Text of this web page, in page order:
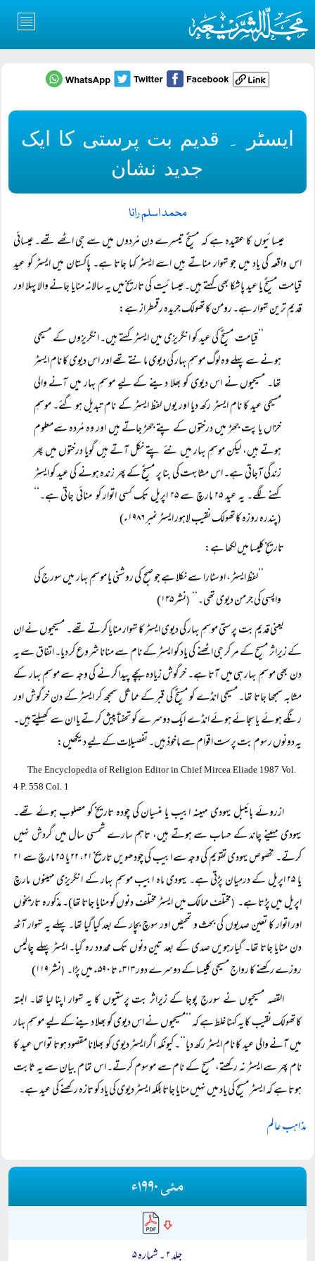
ایسٹر ۔ قدیم بت پرستی کا ایک
جدید نشان
محمد اسلم رانا
عیسائیوں کا عقیدہ ہے کہ مسیحؑ تیسرے دن مُردوں میں سے جی اٹھے تھے۔ عیسائی
اس واقعہ کی یاد میں جو تہوار مناتے ہیں اسے ایسٹر کہا جاتا ہے۔ پاکستان میں ایسٹر کو عیدِ
قیامت مسیحؑ یا عید پاشکا بھی کہتے ہیں۔ عیسائیت کی تاریخ میں یہ سالانہ منایا جانے والا پہلا اور
قدیم ترین تہوار ہے۔ رومن کاتھولک جریدہ رقمطراز ہے:
’’قیامت مسیحؑ کی عید کو انگریزی میں ایسٹر کہتے ہیں۔ انگریزوں کے مسیحی
ہونے سے پہلے وہ لوگ موسمِ بہار کی دیوی مانتے تھے اور اس دیوی کا نام ایسٹر
تھا۔ مسیحیوں نے اس دیوی کو بھلا دینے کے لیے موسمِ بہار میں آنے والی
مسیحی عید کا نام ایسٹر رکھ دیا اور یوں لفظ ایسٹر کے نام تبدیل ہو گئے۔ موسمِ
خزاں یا پت جھڑ میں درختوں کے پتے جھڑ جاتے ہیں اور وہ مُردہ سےمعلوم
ہوتے ہیں، لیکن موسمِ بہار میں نئے پتے نکل آتے ہیں گویا درختوں میں پھر
زندگی آجاتی ہے۔ اس مشابہت کی بنا پر مسیحؑ کے پھر زندہ ہونے کی عید کو ایسٹر
کہنے لگے۔ یہ عید ۲۵ مارچ سے ۲۵ اپریل تک کسی اتوار کو منائی جاتی ہے۔‘‘
(پندرہ روزہ کاتھولک نقیب لاہور ایسٹر نمبر ۱۹۸۶ء)
تاریخِ کلیسا میں لکھا ہے:
’’لفظ ایسٹر، اوسٹارا سے نکلا ہے جو صبح کی روشنی یا موسمِ بہار میں سورج کی
واپسی کی جرمن دیوی تھی۔‘‘
(نشر ۱۴۵)
یعنی قدیم بت پرستی موسمِ بہار کی دیوی ایسٹر کا تہوار منایا کرتے تھے۔ مسیحیوں نے ان
کے زیراثر مسیح کے مر کر جی اٹھنے کی یاد کو ایسٹر کے نام سے منانا شروع کر دیا۔ اتفاق سے یہ
دن بھی موسمِ بہار ہی میں آتا ہے۔ خرگوش زیادہ بچے پیدا کرنے کی وجہ سے موسمِ بہار کے
مشابہ سمجھا جاتا تھا۔ مسیحی انڈے کو مسیحؑ کی قبر کے مماثل سمجھ کر ایسٹر کے دن خرگوش اور
رنگے ہوئے یا سجائے ہوئے انڈے ایک دوسرے کو تحفتاً پیش کرتے یا ان سے کھیلتے ہیں۔
یہ دونوں رسوم بت پرست اقوام سے ماخوذ ہیں۔ تفصیلات کے لیے دیکھیں:
The Encyclopedia of Religion Editor in Chief Mircea Eliade 1987 Vol.
4 P. 558 Col. 1
ازروئے بائیبل یہودی مہینہ ابیب یا منسیان کی چودہ تاریخ کو مصلوب ہوئے تھے۔
یہودی مہینے چاند کے حساب سے ہوتے ہیں، تاہم سارے شمسی سال میں گردش نہیں
کرتے۔ مخصوص یہودی تقویم کی وجہ سے ابیب کی چودھویں تاریخ ۲۱، ۲۲ یا ۲۵ مارچ سے ۲۱
یا ۲۵ اپریل کے درمیان پڑتی ہے۔ یہودی ماہ ابیب موسمِ بہار کے انگریزی مہینوں مارچ
اپریل میں پڑتا ہے۔ (مختلف ممالک میں ایسٹر مختلف دنوں کو منایا جاتا تھا)۔ مذکورہ تاریخوں
اور اتوار کا تعین صدیوں کی بحث و تمحیص اور سوچ بچار کے بعد کیا گیا تھا۔ پہلے یہ تہوار آٹھ
دن منایا جاتا تھا۔ گیارہویں صدی کے بعد تین دنوں تک محدود رہ گیا۔ ایسٹر پہلے چالیس
روزے رکھنے کا رواج مسیحی کلیسا کے دوسرے دور ۳۱۳ء تا ۵۹۰ء میں پڑا۔
(نشر ۱۱۹)
القصہ مسیحیوں نے سورج پوجا کے زیراثر بت پرستیوں کا یہ تہوار اپنا لیا تھا۔ البتہ
کاتھولک نقیب کا یہ کہنا غلط ہے کہ ’’مسیحیوں نے اس دیوی کو بھلا دینے کے لیے موسمِ بہار
میں آنے والی عید کا نام ایسٹر رکھ دیا‘‘۔ کیونکہ اگر ایسٹر دیوی کو بھلانا مقصود ہوتا تو اس عید کا
نام پھر سے ایسٹر نہ رکھتے، مسیح کے نام سے موسوم کرتے۔ اس تمام بیان سے یہ ثابت
ہوتا ہے کہ ایسٹر مسیح کی یاد میں نہیں منایا جاتا بلکہ ایسٹر دیوی کی یاد کو تازہ رکھنے کی عید ہے۔
مذاہب عالم
مئی ۱۹۹۰ء